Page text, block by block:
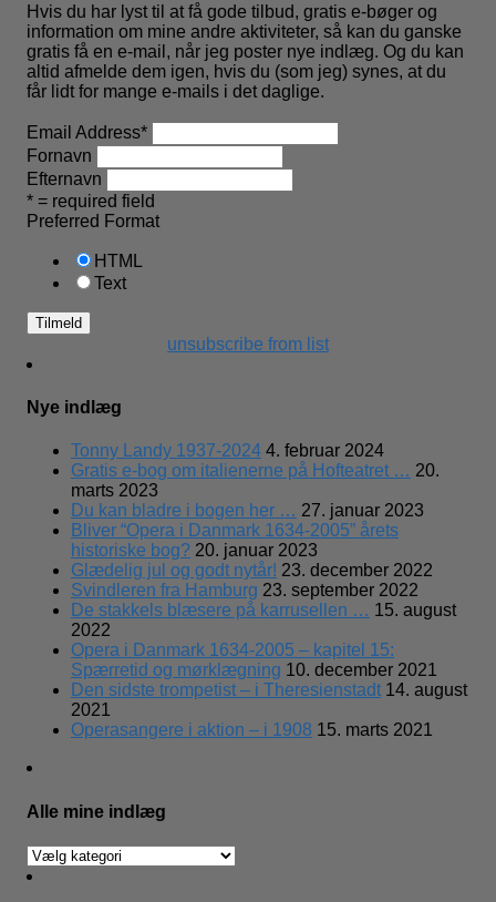
Hvis du har lyst til at få gode tilbud, gratis e-bøger og
information om mine andre aktiviteter, så kan du ganske
gratis få en e-mail, når jeg poster nye indlæg. Og du kan
altid afmelde dem igen, hvis du (som jeg) synes, at du
får lidt for mange e-mails i det daglige.
Email Address*
Fornavn
Efternavn
* = required field
Preferred Format
HTML
Text
unsubscribe from list
Nye indlæg
Tonny Landy 1937-2024 4. februar 2024
Gratis e-bog om italienerne på Hofteatret … 20.
marts 2023
Du kan bladre i bogen her … 27. januar 2023
Bliver “Opera i Danmark 1634-2005” årets
historiske bog? 20. januar 2023
Glædelig jul og godt nytår! 23. december 2022
Svindleren fra Hamburg 23. september 2022
De stakkels blæsere på karrusellen … 15. august
2022
Opera i Danmark 1634-2005 – kapitel 15:
Spærretid og mørklægning 10. december 2021
Den sidste trompetist – i Theresienstadt 14. august
2021
Operasangere i aktion – i 1908 15. marts 2021
Alle mine indlæg
Alle
mine